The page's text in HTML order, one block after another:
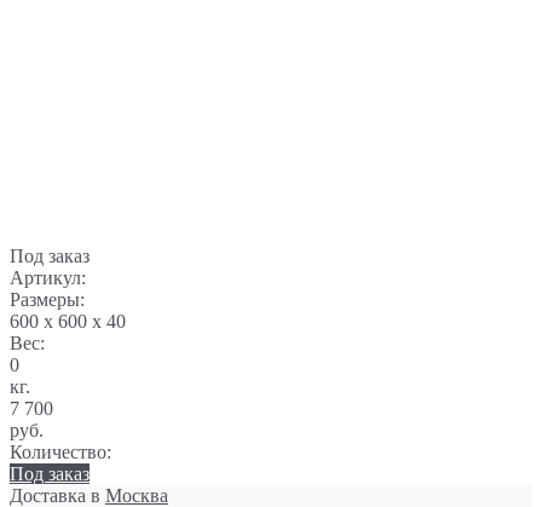
Под заказ
Артикул:
Размеры:
600 x 600 x 40
Вес:
0
кг.
7 700
руб.
Количество:
Под заказ
Доставка в Москва